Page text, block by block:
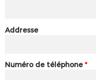
Addresse
Numéro de téléphone *